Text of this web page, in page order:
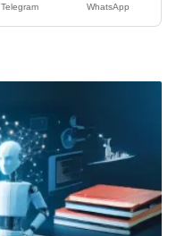
Telegram WhatsApp